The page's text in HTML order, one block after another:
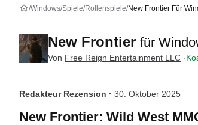
Windows Spiele Rollenspiele New Frontier Für
New Frontier für
Von Free Reign Entertainment LLC
Redakteur Rezension · 30. Oktober 2025
New Frontier: Wild West